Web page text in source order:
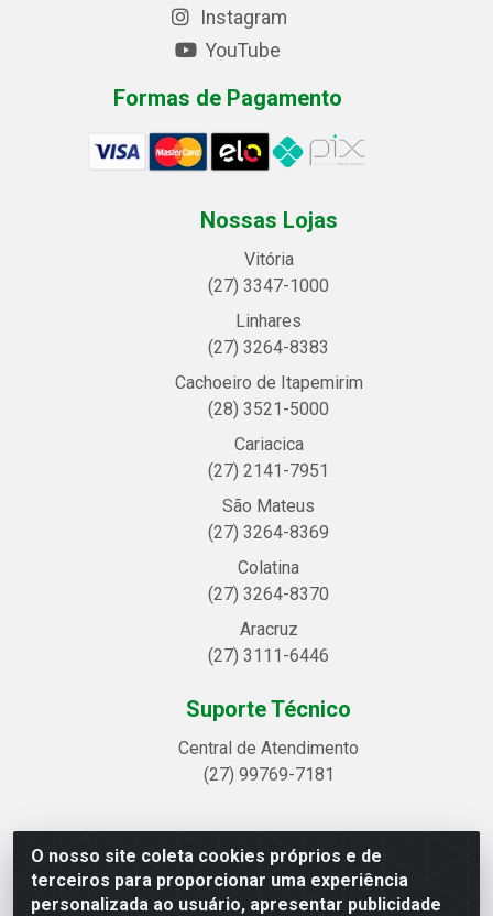
O nosso site coleta cookies próprios e de
terceiros para proporcionar uma experiência
personalizada ao usuário, apresentar publicidade
Instagram
YouTube
Formas de Pagamento
Nossas Lojas
Vitória
(27) 3347-1000
Linhares
(27) 3264-8383
Cachoeiro de Itapemirim
(28) 3521-5000
Cariacica
(27) 2141-7951
São Mateus
(27) 3264-8369
Colatina
(27) 3264-8370
Aracruz
(27) 3111-6446
Suporte Técnico
Central de Atendimento
(27) 99769-7181
Linhavix Distribuidora LTDA - Avenida Alegre, 2521 -
Quadra314 Lote 05 e 07 - Shell, Linhares/ES - CEP